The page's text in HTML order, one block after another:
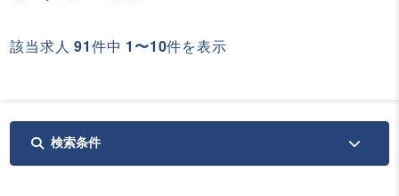
該当求人91件中 1〜10件を表示
検索条件